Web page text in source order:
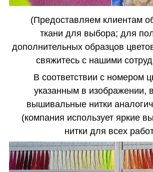
(Предоставляем клиентам
ткани для выбора; для
дополнительных образцов
свяжитесь с нашими
В соответствии с номером
указанным в изображении,
вышивальные нитки
(компания использует яркие
нитки для всех